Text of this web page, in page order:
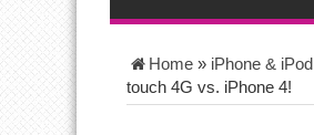
Home » iPhone & iPod
touch 4G vs. iPhone 4!